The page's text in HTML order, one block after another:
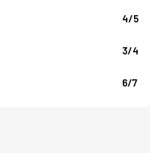
4/5
3/4
6/7